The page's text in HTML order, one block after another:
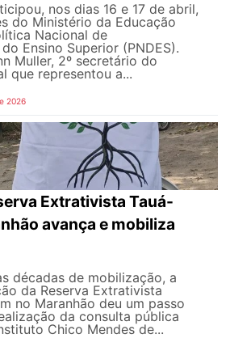
nos dias 16 e 17 de abril,
do Ministério da Educação
Nacional de
Ensino Superior (PNDES).
Muller, 2º secretário do
que representou a...
2026
Extrativista Tauá-
avança e mobiliza
décadas de mobilização, a
da Reserva Extrativista
no Maranhão deu um passo
da consulta pública
Chico Mendes de...